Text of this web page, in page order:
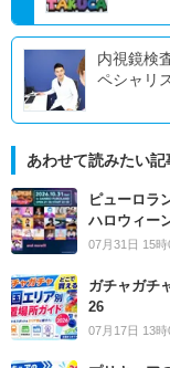
内視鏡検
ペシャリ
あわせて読みたい記
ピューロラ
ハロウィー
07月31日 15時
ガチャガチ
26
07月17日 13時